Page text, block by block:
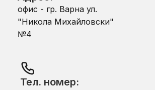
офис - гр. Варна ул.
"Никола Михайловски"
№4
Тел. номер: